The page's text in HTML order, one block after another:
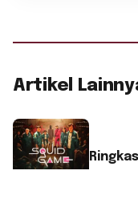
Artikel